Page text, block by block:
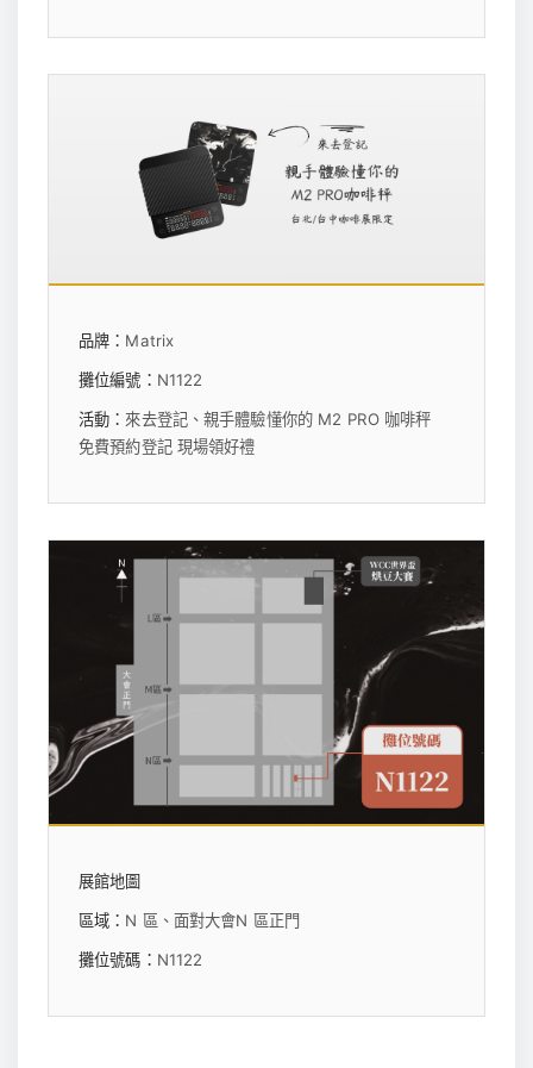
品牌： Matrix
攤位編號： N1122
活動： 來去登記、親手體驗懂你的 M2 PRO 咖啡秤
免費預約登記 現場領好禮
展館地圖
區域： N 區、面對大會N 區正門
攤位號碼： N1122